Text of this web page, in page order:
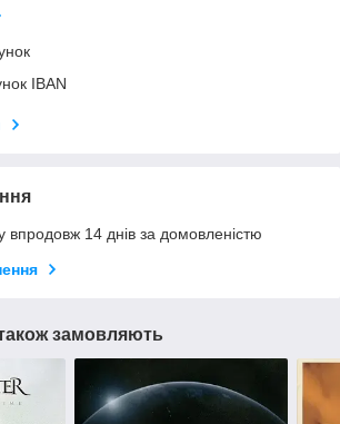
IBAN
впродовж 14 днів за домовленістю
замовляють